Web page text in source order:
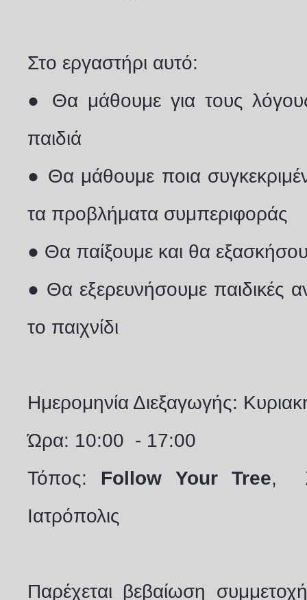
Στο εργαστήρι αυτό:
● Θα μάθουμε για τους
παιδιά
● Θα μάθουμε ποια
τα προβλήματα συμπεριφοράς
● Θα παίξουμε και θα
● Θα εξερευνήσουμε παιδικές
το παιχνίδι
Ημερομηνία Διεξαγωγής:
Ώρα: 10:00 - 17:00
Τόπος: Follow Your Tree,
Ιατρόπολις
Παρέχεται βεβαίωση